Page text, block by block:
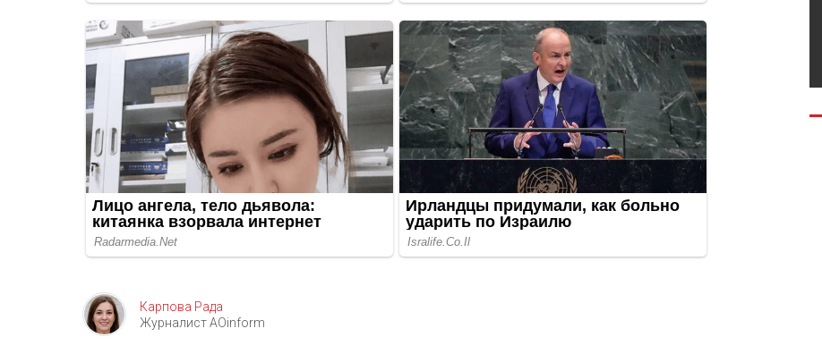
Карпова Рада
Журналист AOinform